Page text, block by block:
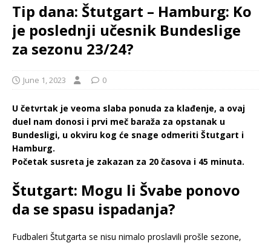
Tip dana: Štutgart – Hamburg: Ko
je poslednji učesnik Bundeslige
za sezonu 23/24?
June 1, 2023 0
U četvrtak je veoma slaba ponuda za klađenje, a ovaj
duel nam donosi i prvi meč baraža za opstanak u
Bundesligi, u okviru kog će snage odmeriti Štutgart i
Hamburg.
Početak susreta je zakazan za 20 časova i 45 minuta.
Štutgart: Mogu li Švabe ponovo
da se spasu ispadanja?
Fudbaleri Štutgarta se nisu nimalo proslavili prošle sezone,